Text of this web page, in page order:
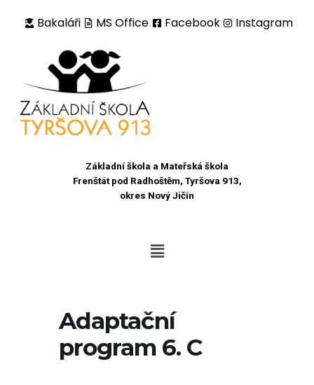
Bakaláři MS Office Facebook Instagram
Základní škola a Mateřská škola
Frenštát pod Radhoštěm, Tyršova 913,
okres Nový Jičín
Adaptační
program 6. C